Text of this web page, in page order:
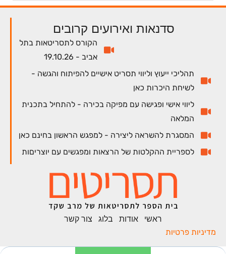
סדנאות ואירועים קרובים
הקורס לתסריטאות בתל
אביב - 19.10.26
תהליכי ייעוץ וליווי תסריט אישיים להפיתוח והגשה -
לשיחת היכרות כאן
ליווי אישי ופגישה עם מפיקה בכירה - להתחיל בתכנית
המלאה
המסגרת להשראה ליצירה - למפגש הראשון בחינם כאן
לספריית ההקלטות של הרצאות ומפגשים עם יוצריםות
ראשי אודות בלוג צור קשר
מדיניות פרטיות